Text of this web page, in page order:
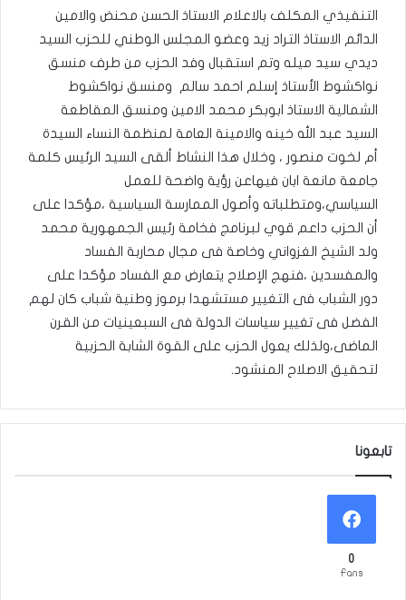
التنفيذي المكلف بالاعلام الاستاذ الحسن محنض والامين
الدائم الاستاذ التراد زيد وعضو المجلس الوطني للحزب السيد
ديدي سيد ميله وتم استقبال وفد الحزب من طرف منسق
نواكشوط الأستاذ إسلم احمد سالم ومنسق نواكشوط
الشمالية الاستاذ ابوبكر محمد الامين ومنسق المقاطعة
السيد عبد الله خينه والامينة العامة لمنظمة النساء السيدة
أم لخوت منصور ، وخلال هذا النشاط ألقى السيد الرئيس كلمة
جامعة مانعة ابان فيهاعن رؤية واضحة للعمل
السياسي،ومتطلباته وأصول الممارسة السياسية ،مؤكدا على
أن الحزب داعم قوي لبرنامج فخامة رئيس الجمهورية محمد
ولد الشيخ الغزواني وخاصة فى مجال محاربة الفساد
والمفسدين ،فنهج الإصلاح يتعارض مع الفساد مؤكدا على
دور الشباب فى التغيير مستشهدا برموز وطنية شباب كان لهم
الفضل فى تغيير سياسات الدولة فى السبعينيات من القرن
الماضى،ولذلك يعول الحزب على القوة الشابة الحزبية
لتحقيق الاصلاح المنشود.
تابعونا
0
Fans